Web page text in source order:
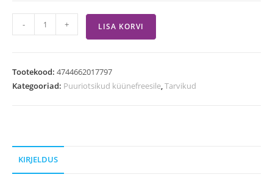
- + LISA KORVI
Tootekood: 4744662017797
Kategooriad: Puuriotsikud küünefreesile,Tarvikud
KIRJELDUS